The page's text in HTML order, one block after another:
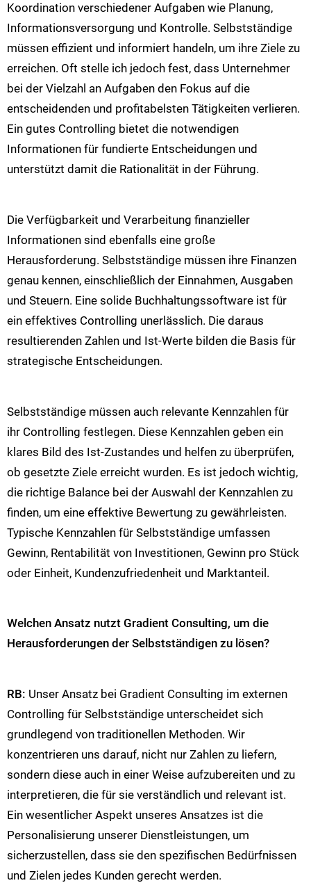
Koordination verschiedener Aufgaben wie Planung,
Informationsversorgung und Kontrolle. Selbstständige
müssen effizient und informiert handeln, um ihre Ziele zu
erreichen. Oft stelle ich jedoch fest, dass Unternehmer
bei der Vielzahl an Aufgaben den Fokus auf die
entscheidenden und profitabelsten Tätigkeiten verlieren.
Ein gutes Controlling bietet die notwendigen
Informationen für fundierte Entscheidungen und
unterstützt damit die Rationalität in der Führung​​.
Die Verfügbarkeit und Verarbeitung finanzieller
Informationen sind ebenfalls eine große
Herausforderung. Selbstständige müssen ihre Finanzen
genau kennen, einschließlich der Einnahmen, Ausgaben
und Steuern. Eine solide Buchhaltungssoftware ist für
ein effektives Controlling unerlässlich. Die daraus
resultierenden Zahlen und Ist-Werte bilden die Basis für
strategische Entscheidungen​​.
Selbstständige müssen auch relevante Kennzahlen für
ihr Controlling festlegen. Diese Kennzahlen geben ein
klares Bild des Ist-Zustandes und helfen zu überprüfen,
ob gesetzte Ziele erreicht wurden. Es ist jedoch wichtig,
die richtige Balance bei der Auswahl der Kennzahlen zu
finden, um eine effektive Bewertung zu gewährleisten.
Typische Kennzahlen für Selbstständige umfassen
Gewinn, Rentabilität von Investitionen, Gewinn pro Stück
oder Einheit, Kundenzufriedenheit und Marktanteil​​​​.
Welchen Ansatz nutzt Gradient Consulting, um die
Herausforderungen der Selbstständigen zu lösen?
RB: Unser Ansatz bei Gradient Consulting im externen
Controlling für Selbstständige unterscheidet sich
grundlegend von traditionellen Methoden. Wir
konzentrieren uns darauf, nicht nur Zahlen zu liefern,
sondern diese auch in einer Weise aufzubereiten und zu
interpretieren, die für sie verständlich und relevant ist.
Ein wesentlicher Aspekt unseres Ansatzes ist die
Personalisierung unserer Dienstleistungen, um
sicherzustellen, dass sie den spezifischen Bedürfnissen
und Zielen jedes Kunden gerecht werden.